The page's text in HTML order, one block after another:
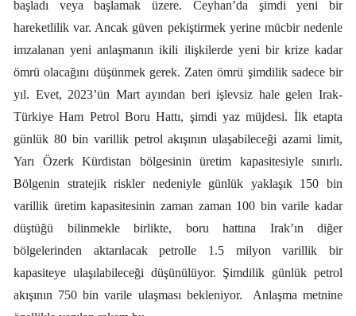
başladı veya başlamak üzere. Ceyhan’da şimdi yeni bir
hareketlilik var. Ancak güven pekiştirmek yerine mücbir nedenle
imzalanan yeni anlaşmanın ikili ilişkilerde yeni bir krize kadar
ömrü olacağını düşünmek gerek. Zaten ömrü şimdilik sadece bir
yıl. Evet, 2023’ün Mart ayından beri işlevsiz hale gelen Irak-
Türkiye Ham Petrol Boru Hattı, şimdi yaz müjdesi. İlk etapta
günlük 80 bin varillik petrol akışının ulaşabileceği azami limit,
Yarı Özerk Kürdistan bölgesinin üretim kapasitesiyle sınırlı.
Bölgenin stratejik riskler nedeniyle günlük yaklaşık 150 bin
varillik üretim kapasitesinin zaman zaman 100 bin varile kadar
düştüğü bilinmekle birlikte, boru hattına Irak’ın diğer
bölgelerinden aktarılacak petrolle 1.5 milyon varillik bir
kapasiteye ulaşılabileceği düşünülüyor. Şimdilik günlük petrol
akışının 750 bin varile ulaşması bekleniyor.
Anlaşma metnine